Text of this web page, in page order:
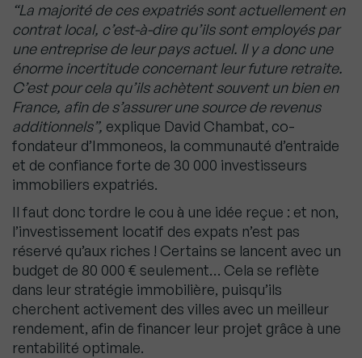
“La majorité de ces expatriés sont actuellement en
contrat local, c’est-à-dire qu’ils sont employés par
une entreprise de leur pays actuel. Il y a donc une
énorme incertitude concernant leur future retraite.
C’est pour cela qu’ils achètent souvent un bien en
France, afin de s’assurer une source de revenus
additionnels”, explique David Chambat, co-
fondateur d’Immoneos, la communauté d’entraide
et de confiance forte de 30 000 investisseurs
immobiliers expatriés.
Il faut donc tordre le cou à une idée reçue : et non,
l’investissement locatif des expats n’est pas
réservé qu’aux riches ! Certains se lancent avec un
budget de 80 000 € seulement… Cela se reflète
dans leur stratégie immobilière, puisqu’ils
cherchent activement des villes avec un meilleur
rendement, afin de financer leur projet grâce à une
rentabilité optimale.